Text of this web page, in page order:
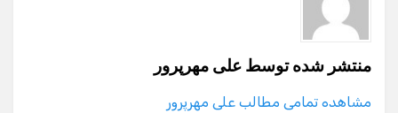
منتشر شده توسطعلی مهرپرور
مشاهده تمامی مطالب علی مهرپرور